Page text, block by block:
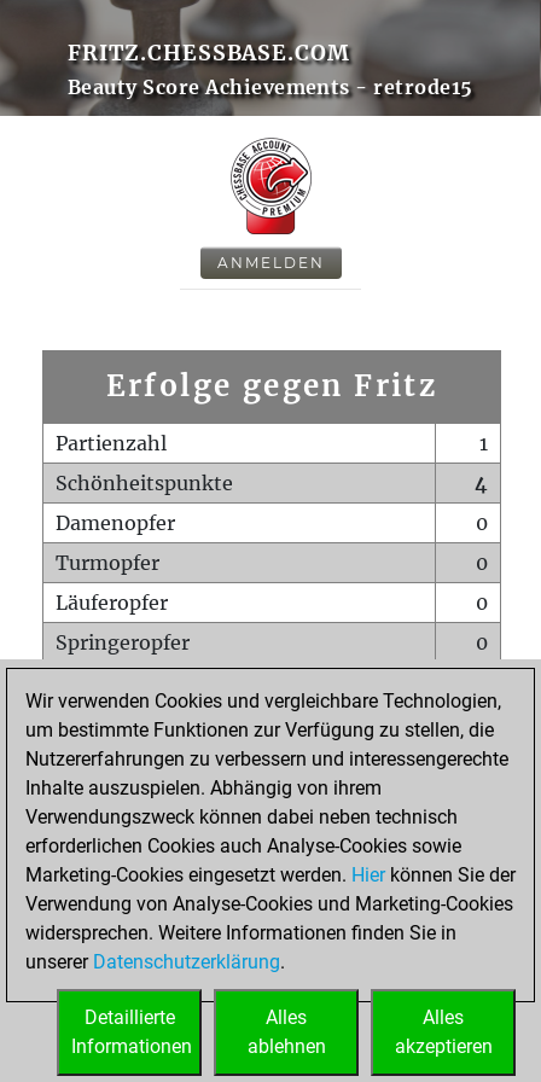
FRITZ.CHESSBASE.COM
Beauty Score Achievements - retrode15
ANMELDEN
Erfolge gegen Fritz
Partienzahl
1
Schönheitspunkte
4
Damenopfer
0
Turmopfer
0
Läuferopfer
0
Springeropfer
0
Matt auf vollem Brett
0
Bauer setzt Matt
0
Erstickte Matts
Unterverwandlungen
Türme auf der siebten
0
STARTSEITE
Wir verwenden Cookies und vergleichbare Technologien,
um bestimmte Funktionen zur Verfügung zu stellen, die
Nutzererfahrungen zu verbessern und interessengerechte
Inhalte auszuspielen. Abhängig von ihrem
Verwendungszweck können dabei neben technisch
erforderlichen Cookies auch Analyse-Cookies sowie
Marketing-Cookies eingesetzt werden. Hierkönnen Sie der
Verwendung von Analyse-Cookies und Marketing-Cookies
widersprechen. Weitere Informationen finden Sie in
unserer Datenschutzerklärung.
Alles
akzeptieren
Alles
ablehnen
Detaillierte
Informationen